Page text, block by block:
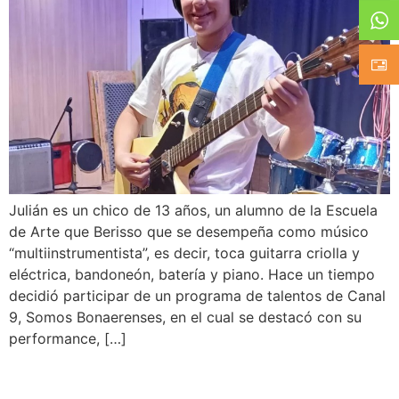
Julián es un chico de 13 años, un alumno de la Escuela
de Arte que Berisso que se desempeña como músico
“multiinstrumentista”, es decir, toca guitarra criolla y
eléctrica, bandoneón, batería y piano. Hace un tiempo
decidió participar de un programa de talentos de Canal
9, Somos Bonaerenses, en el cual se destacó con su
performance, […]